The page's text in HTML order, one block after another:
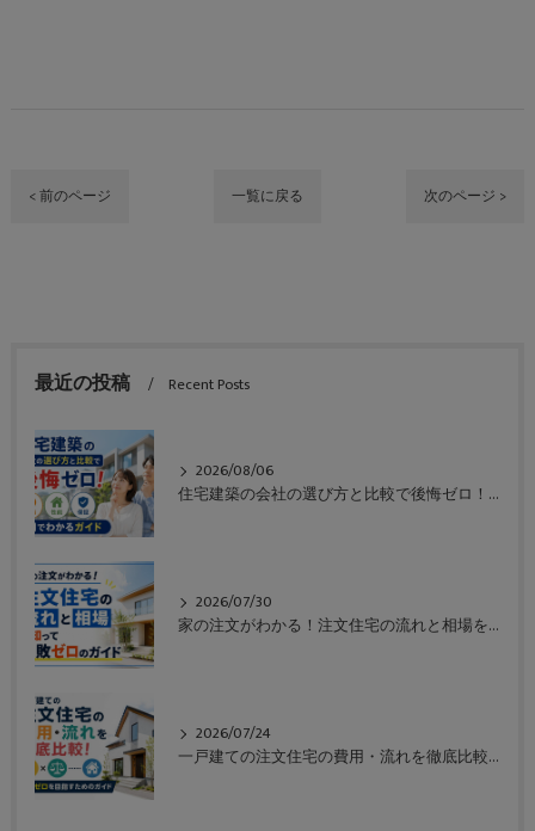
< 前のページ 一覧に戻る 次のページ >
最近の投稿 Recent Posts
2026/08/06
住宅建築の会社の選び方と比較で後悔ゼロ！価格や性能や保証も一目でわかるガイド
2026/07/30
家の注文がわかる！注文住宅の流れと相場を知って失敗ゼロのガイド
2026/07/24
一戸建ての注文住宅の費用・流れを徹底比較！失敗ゼロを目指すためのガイド